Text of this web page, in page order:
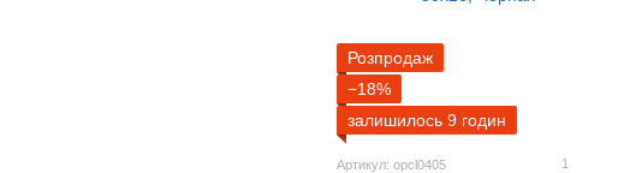
Розпродаж
−18%
залишилось 9 годин
Артикул: opcl0405 1